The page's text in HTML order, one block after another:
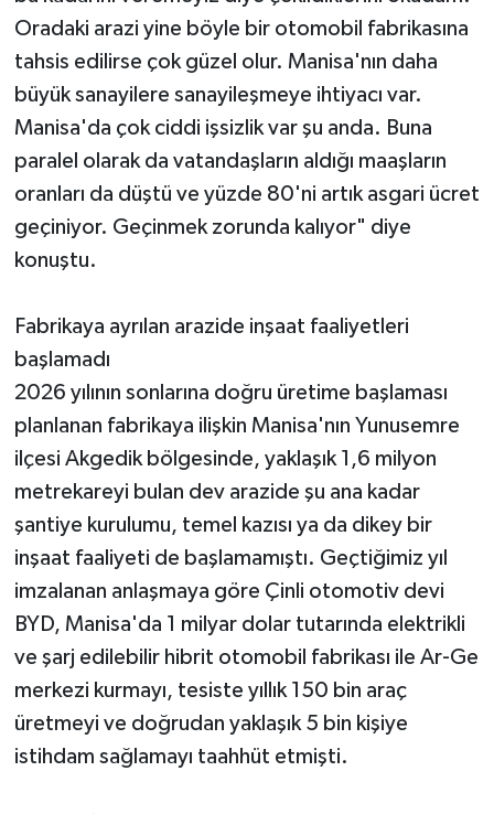
Oradaki arazi yine böyle bir otomobil fabrikasına
tahsis edilirse çok güzel olur. Manisa'nın daha
büyük sanayilere sanayileşmeye ihtiyacı var.
Manisa'da çok ciddi işsizlik var şu anda. Buna
paralel olarak da vatandaşların aldığı maaşların
oranları da düştü ve yüzde 80'ni artık asgari ücret
geçiniyor. Geçinmek zorunda kalıyor" diye
konuştu.
Fabrikaya ayrılan arazide inşaat faaliyetleri
başlamadı
2026 yılının sonlarına doğru üretime başlaması
planlanan fabrikaya ilişkin Manisa'nın Yunusemre
ilçesi Akgedik bölgesinde, yaklaşık 1,6 milyon
metrekareyi bulan dev arazide şu ana kadar
şantiye kurulumu, temel kazısı ya da dikey bir
inşaat faaliyeti de başlamamıştı. Geçtiğimiz yıl
imzalanan anlaşmaya göre Çinli otomotiv devi
BYD, Manisa'da 1 milyar dolar tutarında elektrikli
ve şarj edilebilir hibrit otomobil fabrikası ile Ar-Ge
merkezi kurmayı, tesiste yıllık 150 bin araç
üretmeyi ve doğrudan yaklaşık 5 bin kişiye
istihdam sağlamayı taahhüt etmişti.